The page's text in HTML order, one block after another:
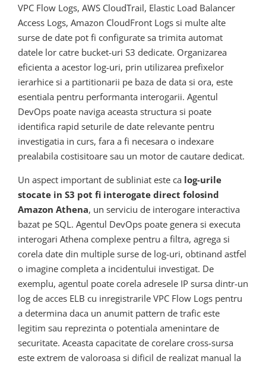
VPC Flow Logs, AWS CloudTrail, Elastic Load Balancer
Access Logs, Amazon CloudFront Logs si multe alte
surse de date pot fi configurate sa trimita automat
datele lor catre bucket-uri S3 dedicate. Organizarea
eficienta a acestor log-uri, prin utilizarea prefixelor
ierarhice si a partitionarii pe baza de data si ora, este
esentiala pentru performanta interogarii. Agentul
DevOps poate naviga aceasta structura si poate
identifica rapid seturile de date relevante pentru
investigatia in curs, fara a fi necesara o indexare
prealabila costisitoare sau un motor de cautare dedicat.
Un aspect important de subliniat este ca log-urile
stocate in S3 pot fi interogate direct folosind
Amazon Athena, un serviciu de interogare interactiva
bazat pe SQL. Agentul DevOps poate genera si executa
interogari Athena complexe pentru a filtra, agrega si
corela date din multiple surse de log-uri, obtinand astfel
o imagine completa a incidentului investigat. De
exemplu, agentul poate corela adresele IP sursa dintr-un
log de acces ELB cu inregistrarile VPC Flow Logs pentru
a determina daca un anumit pattern de trafic este
legitim sau reprezinta o potentiala amenintare de
securitate. Aceasta capacitate de corelare cross-sursa
este extrem de valoroasa si dificil de realizat manual la